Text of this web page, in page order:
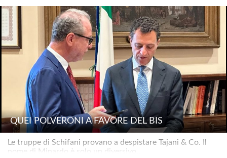
QUEI POLVERONI A FAVORE DEL BIS
Le truppe di Schifani provano a despistare Tajani & Co. Il
nome di Minardo è solo un diversivo..